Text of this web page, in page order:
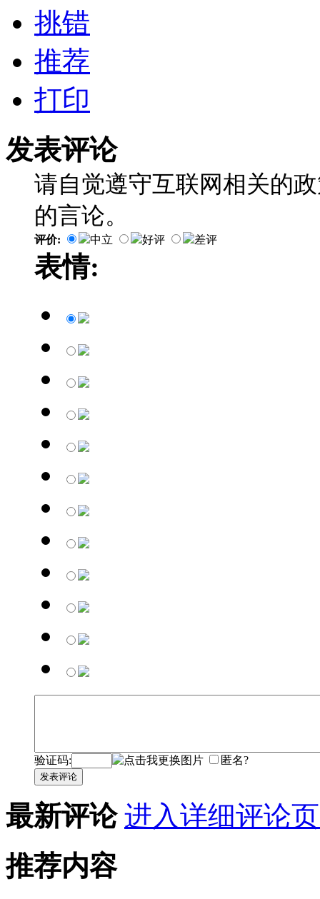
挑错
推荐
打印
发表评论
请自觉遵守互联网相关的
的言论。
评价: 中立 好评 差评
表情:
验证码: 匿名?
发表评论
最新评论 进入详细评论
推荐内容